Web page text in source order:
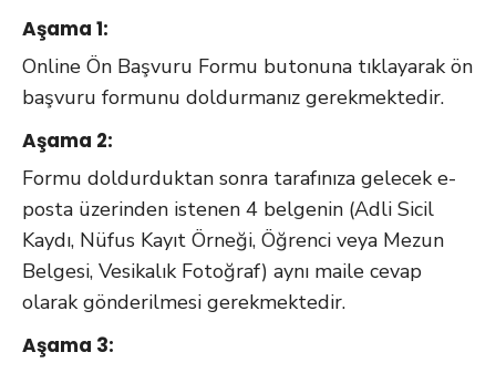
Aşama 1:
Online Ön Başvuru Formu butonuna tıklayarak ön
başvuru formunu doldurmanız gerekmektedir.
Aşama 2:
Formu doldurduktan sonra tarafınıza gelecek e-
posta üzerinden istenen 4 belgenin (Adli Sicil
Kaydı, Nüfus Kayıt Örneği, Öğrenci veya Mezun
Belgesi, Vesikalık Fotoğraf) aynı maile cevap
olarak gönderilmesi gerekmektedir.
Aşama 3: